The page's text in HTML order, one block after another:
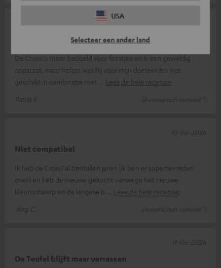
USA
Selecteer een ander land
Echte vrolijkmaker
De Cross is meer bedoeld voor feestjes en is een geweldig
apparaat, maar helaas was hij voor mijn doeleinden niet
geschikt in combinatie met
Lees de hele recensie
Patrik K.
(Automatisch vertaald *)
Niet compatibel
Ik heb de Cross1 al tientallen jaren (ik ben er supertevreden
over) en heb de nieuwe gekocht vanwege het nieuwe
kleurontwerp en de langere b
Lees de hele recensie
Jörg C.
(Automatisch vertaald *)
13-06-2026
De Teufel blijft maar verrassen
11-06-2026